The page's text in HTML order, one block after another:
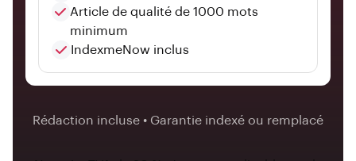
Article de qualité de 1000 mots
minimum
IndexmeNow inclus
Rédaction incluse • Garantie indexé ou remplacé